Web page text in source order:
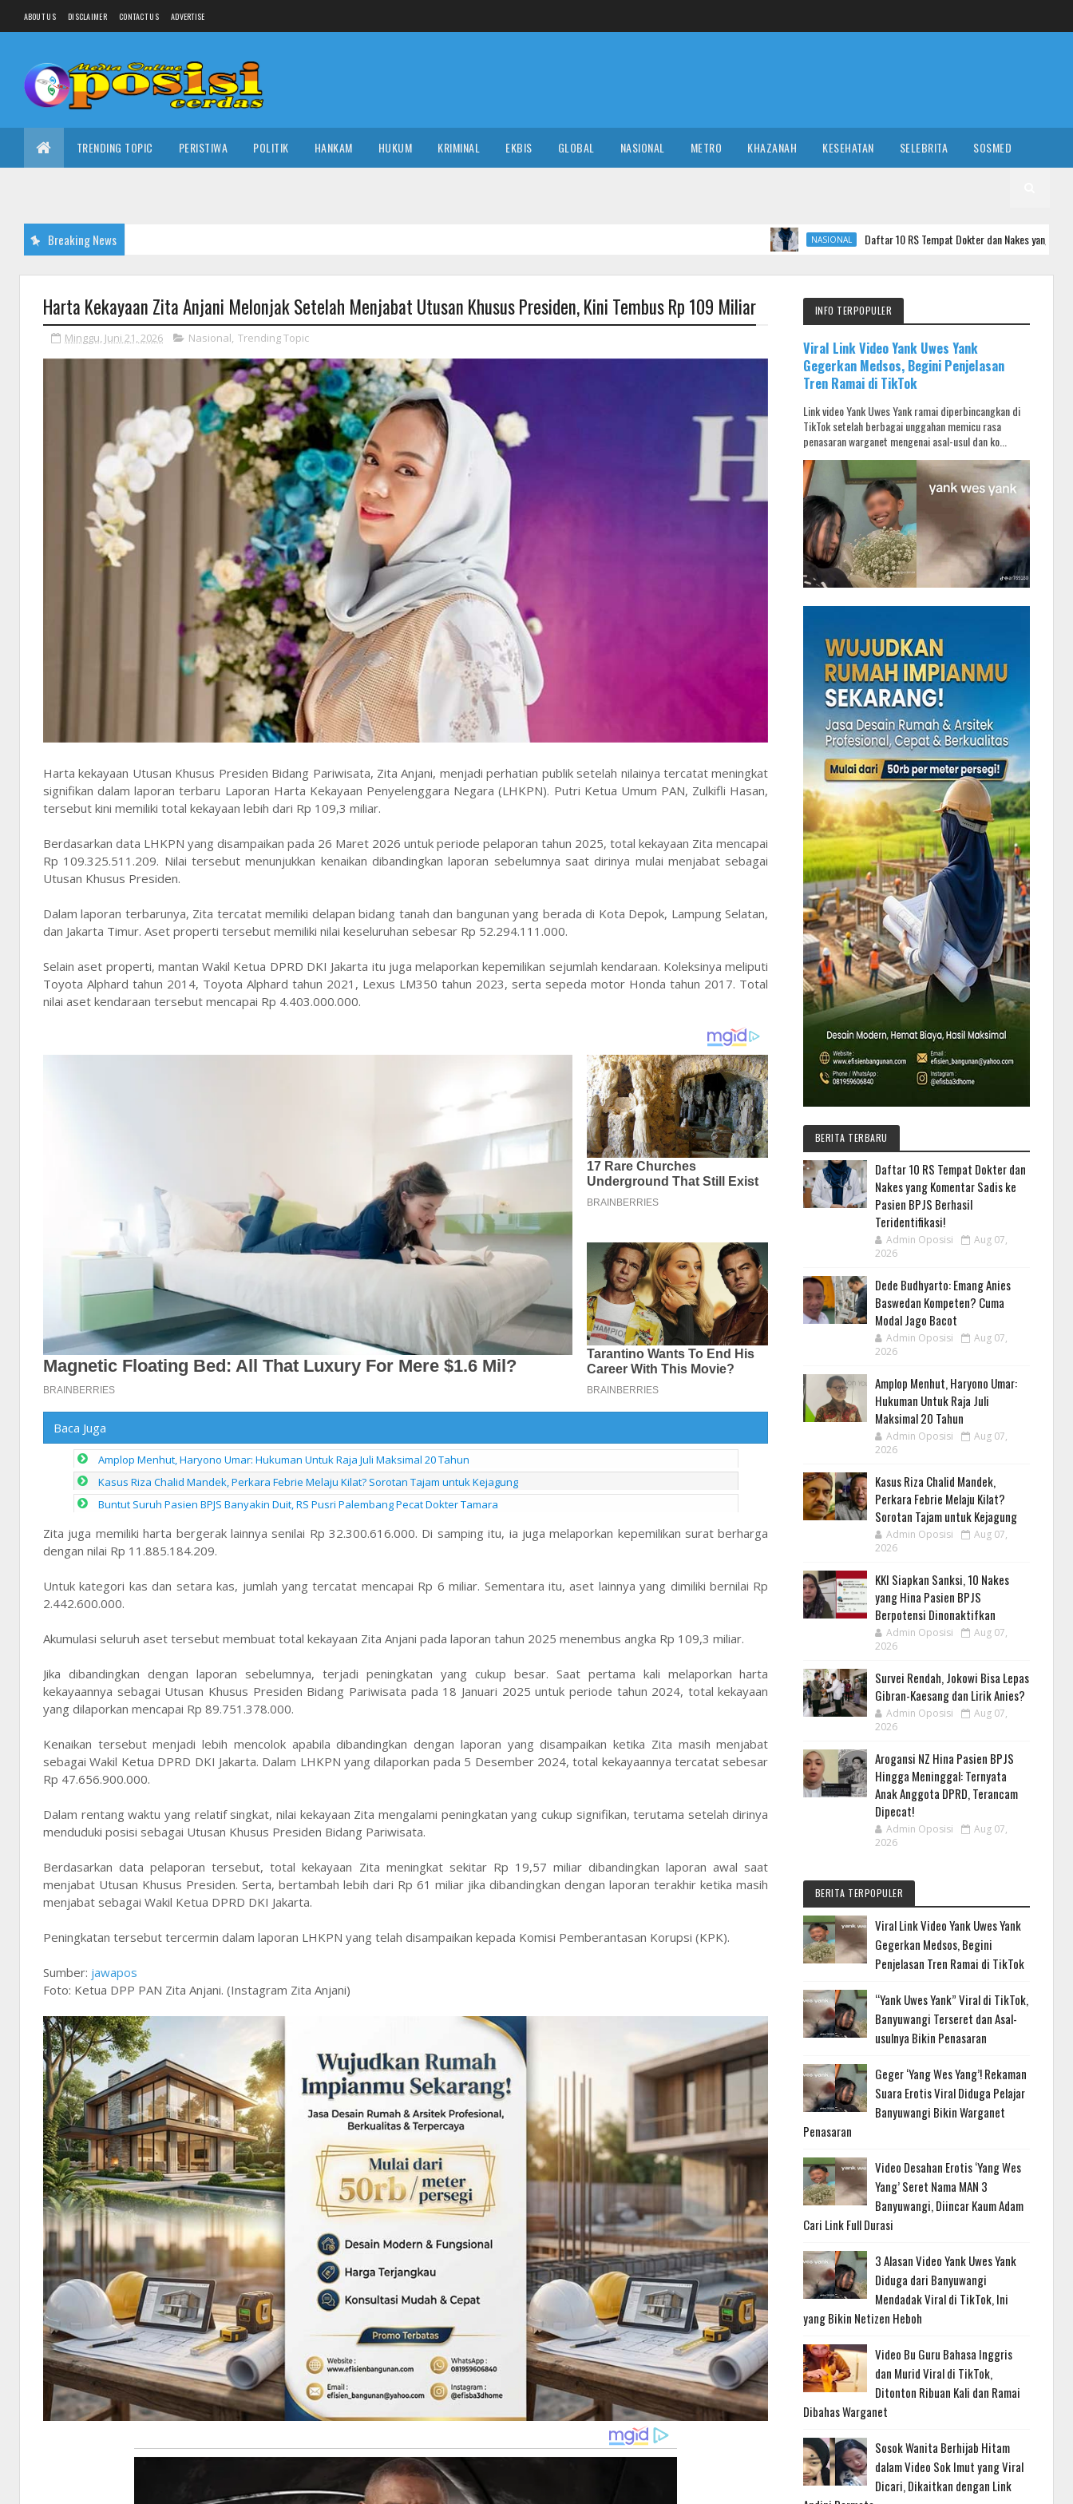
ABOUT US DISCLAIMER CONTACT US ADVERTISE
TRENDING TOPIC PERISTIWA POLITIK HANKAM HUKUM KRIMINAL EKBIS GLOBAL NASIONAL METRO KHAZANAH KESEHATAN SELEBRITA SOSMED
Breaking News NASIONAL Daftar 10 RS Tempat Dokter dan Nakes yang Komentar Sadis ke
Harta Kekayaan Zita Anjani Melonjak Setelah Menjabat Utusan Khusus Presiden, Kini Tembus Rp 109 Miliar
Minggu, Juni 21, 2026 Nasional, Trending Topic
Harta kekayaan Utusan Khusus Presiden Bidang Pariwisata, Zita Anjani, menjadi perhatian publik setelah nilainya tercatat meningkat
signifikan dalam laporan terbaru Laporan Harta Kekayaan Penyelenggara Negara (LHKPN). Putri Ketua Umum PAN, Zulkifli Hasan,
tersebut kini memiliki total kekayaan lebih dari Rp 109,3 miliar.
Berdasarkan data LHKPN yang disampaikan pada 26 Maret 2026 untuk periode pelaporan tahun 2025, total kekayaan Zita mencapai
Rp 109.325.511.209. Nilai tersebut menunjukkan kenaikan dibandingkan laporan sebelumnya saat dirinya mulai menjabat sebagai
Utusan Khusus Presiden.
Dalam laporan terbarunya, Zita tercatat memiliki delapan bidang tanah dan bangunan yang berada di Kota Depok, Lampung Selatan,
dan Jakarta Timur. Aset properti tersebut memiliki nilai keseluruhan sebesar Rp 52.294.111.000.
Selain aset properti, mantan Wakil Ketua DPRD DKI Jakarta itu juga melaporkan kepemilikan sejumlah kendaraan. Koleksinya meliputi
Toyota Alphard tahun 2014, Toyota Alphard tahun 2021, Lexus LM350 tahun 2023, serta sepeda motor Honda tahun 2017. Total
nilai aset kendaraan tersebut mencapai Rp 4.403.000.000.
Baca Juga
Amplop Menhut, Haryono Umar: Hukuman Untuk Raja Juli Maksimal 20 Tahun
Kasus Riza Chalid Mandek, Perkara Febrie Melaju Kilat? Sorotan Tajam untuk Kejagung
Buntut Suruh Pasien BPJS Banyakin Duit, RS Pusri Palembang Pecat Dokter Tamara
Zita juga memiliki harta bergerak lainnya senilai Rp 32.300.616.000. Di samping itu, ia juga melaporkan kepemilikan surat berharga
dengan nilai Rp 11.885.184.209.
Untuk kategori kas dan setara kas, jumlah yang tercatat mencapai Rp 6 miliar. Sementara itu, aset lainnya yang dimiliki bernilai Rp
2.442.600.000.
Akumulasi seluruh aset tersebut membuat total kekayaan Zita Anjani pada laporan tahun 2025 menembus angka Rp 109,3 miliar.
Jika dibandingkan dengan laporan sebelumnya, terjadi peningkatan yang cukup besar. Saat pertama kali melaporkan harta
kekayaannya sebagai Utusan Khusus Presiden Bidang Pariwisata pada 18 Januari 2025 untuk periode tahun 2024, total kekayaan
yang dilaporkan mencapai Rp 89.751.378.000.
Kenaikan tersebut menjadi lebih mencolok apabila dibandingkan dengan laporan yang disampaikan ketika Zita masih menjabat
sebagai Wakil Ketua DPRD DKI Jakarta. Dalam LHKPN yang dilaporkan pada 5 Desember 2024, total kekayaannya tercatat sebesar
Rp 47.656.900.000.
Dalam rentang waktu yang relatif singkat, nilai kekayaan Zita mengalami peningkatan yang cukup signifikan, terutama setelah dirinya
menduduki posisi sebagai Utusan Khusus Presiden Bidang Pariwisata.
Berdasarkan data pelaporan tersebut, total kekayaan Zita meningkat sekitar Rp 19,57 miliar dibandingkan laporan awal saat
menjabat Utusan Khusus Presiden. Serta, bertambah lebih dari Rp 61 miliar jika dibandingkan dengan laporan terakhir ketika masih
menjabat sebagai Wakil Ketua DPRD DKI Jakarta.
Peningkatan tersebut tercermin dalam laporan LHKPN yang telah disampaikan kepada Komisi Pemberantasan Korupsi (KPK).
Sumber: jawapos
Foto: Ketua DPP PAN Zita Anjani. (Instagram Zita Anjani)
INFO TERPOPULER
Viral Link Video Yank Uwes Yank
Gegerkan Medsos, Begini Penjelasan
Tren Ramai di TikTok
Link video Yank Uwes Yank ramai diperbincangkan di
TikTok setelah berbagai unggahan memicu rasa
penasaran warganet mengenai asal-usul dan ko...
BERITA TERBARU
Daftar 10 RS Tempat Dokter dan
Nakes yang Komentar Sadis ke
Pasien BPJS Berhasil
Teridentifikasi!
Admin Oposisi
Aug 07,
2026
Dede Budhyarto: Emang Anies
Baswedan Kompeten? Cuma
Modal Jago Bacot
Admin Oposisi
Aug 07,
2026
Amplop Menhut, Haryono Umar:
Hukuman Untuk Raja Juli
Maksimal 20 Tahun
Admin Oposisi
Aug 07,
2026
Kasus Riza Chalid Mandek,
Perkara Febrie Melaju Kilat?
Sorotan Tajam untuk Kejagung
Admin Oposisi
Aug 07,
2026
KKI Siapkan Sanksi, 10 Nakes
yang Hina Pasien BPJS
Berpotensi Dinonaktifkan
Admin Oposisi
Aug 07,
2026
Survei Rendah, Jokowi Bisa Lepas
Gibran-Kaesang dan Lirik Anies?
Admin Oposisi
Aug 07,
2026
Arogansi NZ Hina Pasien BPJS
Hingga Meninggal: Ternyata
Anak Anggota DPRD, Terancam
Dipecat!
Admin Oposisi
Aug 07,
2026
BERITA TERPOPULER
Viral Link Video Yank Uwes Yank
Gegerkan Medsos, Begini
Penjelasan Tren Ramai di TikTok
“Yank Uwes Yank” Viral di TikTok,
Banyuwangi Terseret dan Asal-
usulnya Bikin Penasaran
Geger ‘Yang Wes Yang’! Rekaman
Suara Erotis Viral Diduga Pelajar
Banyuwangi Bikin Warganet
Penasaran
Video Desahan Erotis ‘Yang Wes
Yang’ Seret Nama MAN 3
Banyuwangi, Diincar Kaum Adam
Cari Link Full Durasi
3 Alasan Video Yank Uwes Yank
Diduga dari Banyuwangi
Mendadak Viral di TikTok, Ini
yang Bikin Netizen Heboh
Video Bu Guru Bahasa Inggris
dan Murid Viral di TikTok,
Ditonton Ribuan Kali dan Ramai
Dibahas Warganet
Sosok Wanita Berhijab Hitam
dalam Video Sok Imut yang Viral
Dicari, Dikaitkan dengan Link